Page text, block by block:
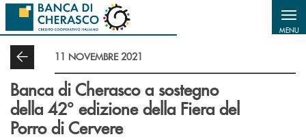
Salta al contenuto principale
MENU
11 NOVEMBRE 2021
Banca di Cherasco a sostegno
della 42° edizione della Fiera del
Porro di Cervere